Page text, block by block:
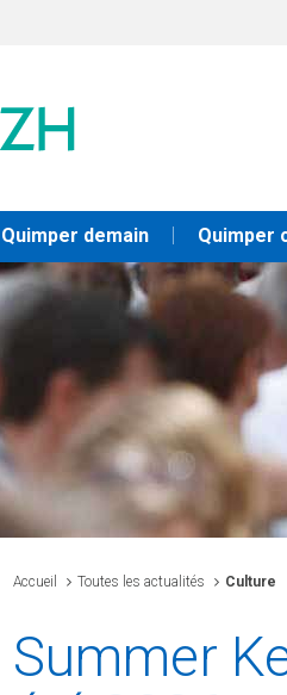
Quimper demain Quimper
Accueil Toutes les actualités Culture
Summer